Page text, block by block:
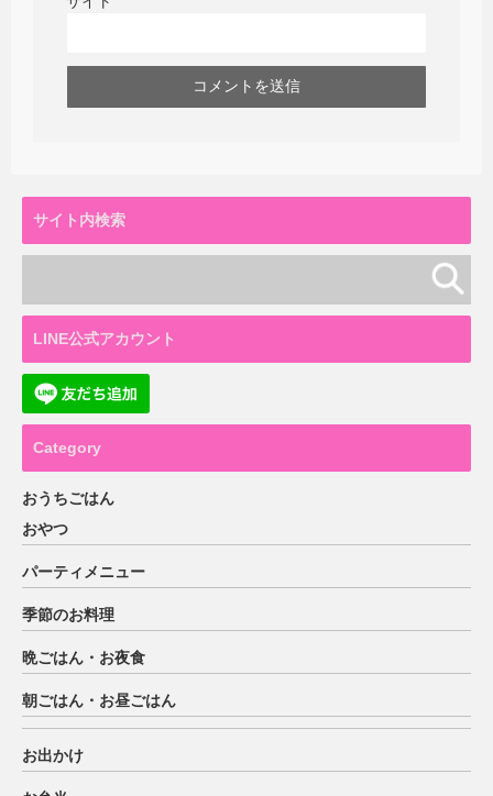
サイト内検索
LINE公式アカウント
Category
おうちごはん
おやつ
パーティメニュー
季節のお料理
晩ごはん・お夜食
朝ごはん・お昼ごはん
お出かけ